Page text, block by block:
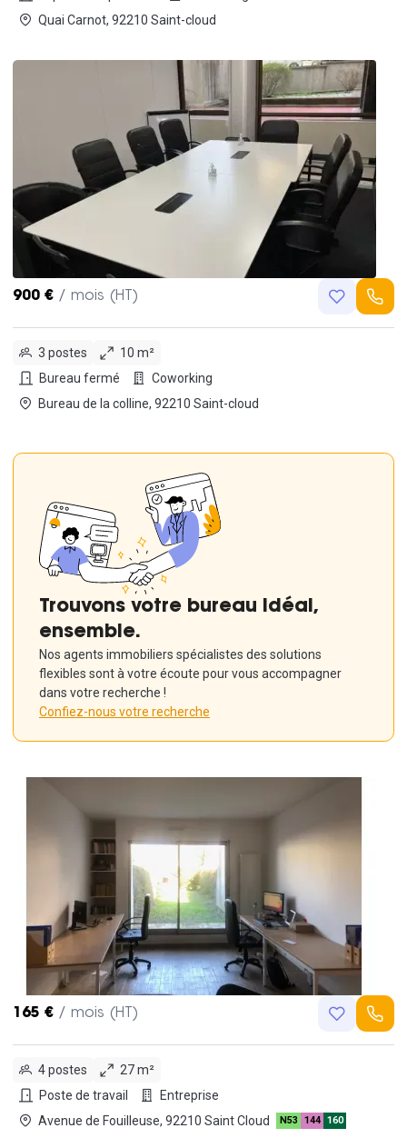
Quai Carnot, 92210 Saint-cloud
900 € / mois (HT)
3 postes
10 m²
Bureau fermé
Coworking
Bureau de la colline, 92210 Saint-cloud
Trouvons votre bureau idéal,
ensemble.
Nos agents immobiliers spécialistes des solutions
flexibles sont à votre écoute pour vous accompagner
dans votre recherche !
Confiez-nous votre recherche
165 € / mois (HT)
4 postes
27 m²
Poste de travail
Entreprise
Avenue de Fouilleuse, 92210 Saint Cloud
N53 144 160